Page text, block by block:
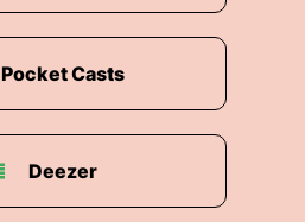
Pocket Casts
Deezer